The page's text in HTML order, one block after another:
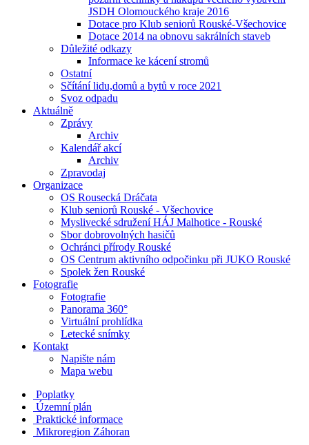
JSDH Olomouckého kraje 2016
Dotace pro Klub seniorů Rouské-Všechovice
Dotace 2014 na obnovu sakrálních staveb
Důležité odkazy
Informace ke kácení stromů
Ostatní
Sčítání lidu,domů a bytů v roce 2021
Svoz odpadu
Aktuálně
Zprávy
Archiv
Kalendář akcí
Archiv
Zpravodaj
Organizace
OS Rousecká Dráčata
Klub seniorů Rouské - Všechovice
Myslivecké sdružení HÁJ Malhotice - Rouské
Sbor dobrovolných hasičů
Ochránci přírody Rouské
OS Centrum aktivního odpočinku při JUKO Rouské
Spolek žen Rouské
Fotografie
Fotografie
Panorama 360°
Virtuální prohlídka
Letecké snímky
Kontakt
Napište nám
Mapa webu
Poplatky
Územní plán
Praktické informace
Mikroregion Záhoran